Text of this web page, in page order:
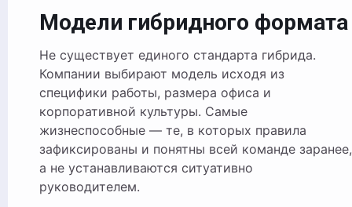
Модели гибридного формата
Не существует единого стандарта гибрида.
Компании выбирают модель исходя из
специфики работы, размера офиса и
корпоративной культуры. Самые
жизнеспособные — те, в которых правила
зафиксированы и понятны всей команде заранее,
а не устанавливаются ситуативно
руководителем.